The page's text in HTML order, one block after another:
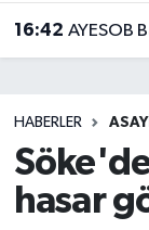
16:42 AYESOB
HABERLER
hasar
Trafik
Son